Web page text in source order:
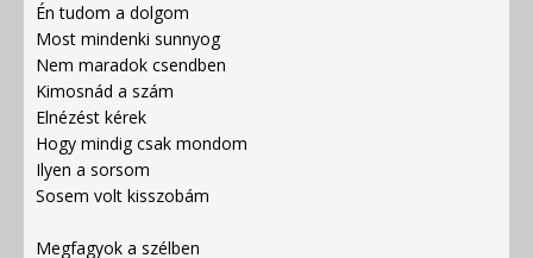
Én tudom a dolgom
Most mindenki sunnyog
Nem maradok csendben
Kimosnád a szám
Elnézést kérek
Hogy mindig csak mondom
Ilyen a sorsom
Sosem volt kisszobám
Megfagyok a szélben